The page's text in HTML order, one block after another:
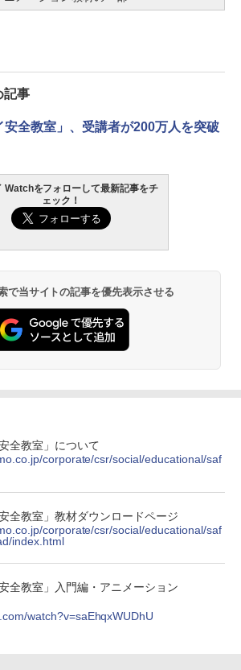
記事
安全教室」、受講者が200万人を突破
Watchをフォローして最新記事をチ
ェック！
で当サイトの記事を優先表示させる
全教室」について
corporate/csr/social/educational/saf
全教室」教材ダウンロードページ
corporate/csr/social/educational/saf
index.html
全教室」入門編・アニメーション
watch?v=saEhqxWUDhU